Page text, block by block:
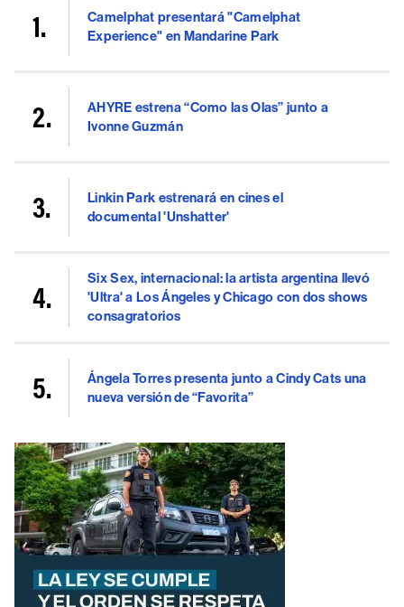
Camelphat presentará "Camelphat
Experience" en Mandarine Park
AHYRE estrena “Como las Olas” junto a
Ivonne Guzmán
Linkin Park estrenará en cines el
documental 'Unshatter'
Six Sex, internacional: la artista argentina llevó
'Ultra' a Los Ángeles y Chicago con dos shows
consagratorios
Ángela Torres presenta junto a Cindy Cats una
nueva versión de “Favorita”